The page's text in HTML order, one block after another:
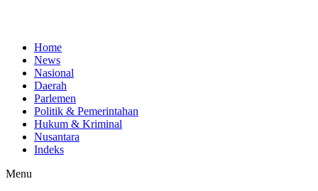
Home
News
Nasional
Daerah
Parlemen
Politik & Pemerintahan
Hukum & Kriminal
Nusantara
Indeks
Menu